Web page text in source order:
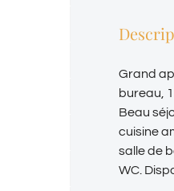
Grand
bureau,
Beau
cuisine
salle de
WC.